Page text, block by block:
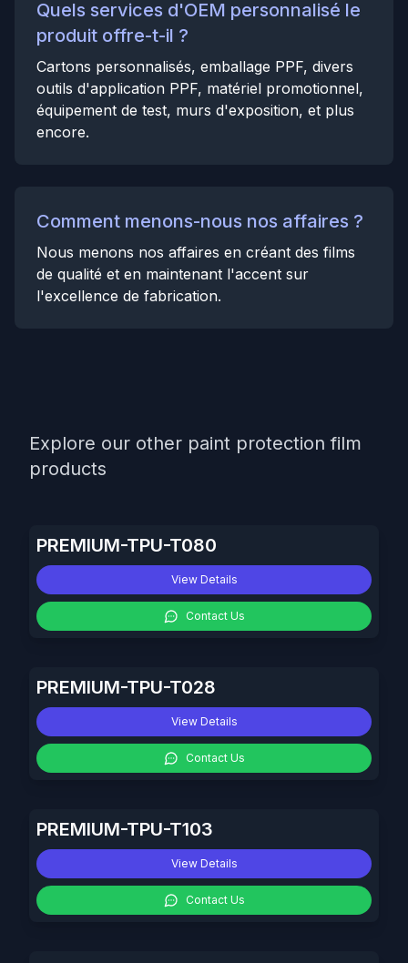
Quels services d'OEM personnalisé le
produit offre-t-il ?
Cartons personnalisés, emballage PPF, divers
outils d'application PPF, matériel promotionnel,
équipement de test, murs d'exposition, et plus
encore.
Comment menons-nous nos affaires ?
Nous menons nos affaires en créant des films
de qualité et en maintenant l'accent sur
l'excellence de fabrication.
Explore our other paint protection film
products
PREMIUM-TPU-T080
View Details
Contact Us
PREMIUM-TPU-T028
View Details
Contact Us
PREMIUM-TPU-T103
View Details
Contact Us